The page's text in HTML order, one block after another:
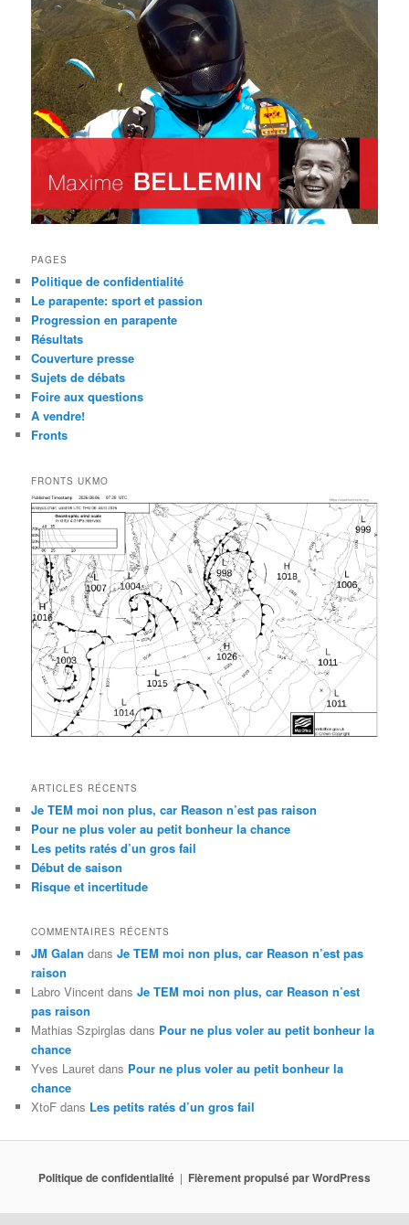
PAGES
Politique de confidentialité
Le parapente: sport et passion
Progression en parapente
Résultats
Couverture presse
Sujets de débats
Foire aux questions
A vendre!
Fronts
FRONTS UKMO
ARTICLES RÉCENTS
Je TEM moi non plus, car Reason n’est pas raison
Pour ne plus voler au petit bonheur la chance
Les petits ratés d’un gros fail
Début de saison
Risque et incertitude
COMMENTAIRES RÉCENTS
JM Galan dansJe TEM moi non plus, car Reason n’est pas
raison
Labro Vincent dansJe TEM moi non plus, car Reason n’est
pas raison
Mathias Szpirglas dans Pour ne plus voler au petit bonheur la
chance
Yves Lauret dans Pour ne plus voler au petit bonheur la
chance
XtoF dans Les petits ratés d’un gros fail
Politique de confidentialité Fièrement propulsé par WordPress